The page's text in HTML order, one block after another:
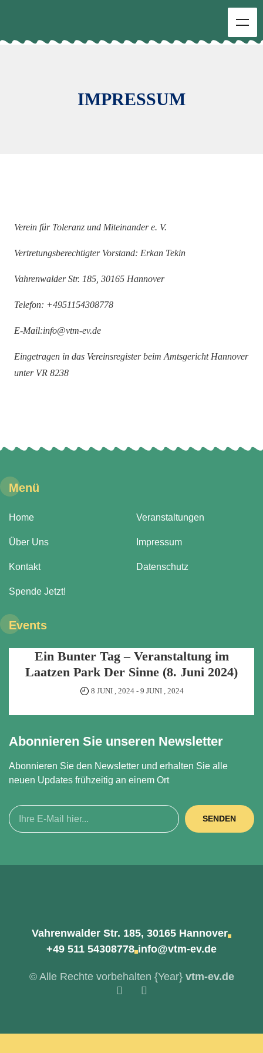
IMPRESSUM
Verein für Toleranz und Miteinander e. V.
Vertretungsberechtigter Vorstand: Erkan Tekin
Vahrenwalder Str. 185, 30165 Hannover
Telefon: +4951154308778
E-Mail:info@vtm-ev.de
Eingetragen in das Vereinsregister beim Amtsgericht Hannover
unter VR 8238
Menü
Home
Über Uns
Kontakt
Spende Jetzt!
Veranstaltungen
Impressum
Datenschutz
Events
Ein Bunter Tag – Veranstaltung im
Laatzen Park Der Sinne (8. Juni 2024)
8 JUNI , 2024- 9 JUNI , 2024
Abonnieren Sie unseren Newsletter
Abonnieren Sie den Newsletter und erhalten Sie alle
neuen Updates frühzeitig an einem Ort
SENDEN
Vahrenwalder Str. 185, 30165 Hannover
+49 511 54308778 info@vtm-ev.de
© Alle Rechte vorbehalten {Year} vtm-ev.de